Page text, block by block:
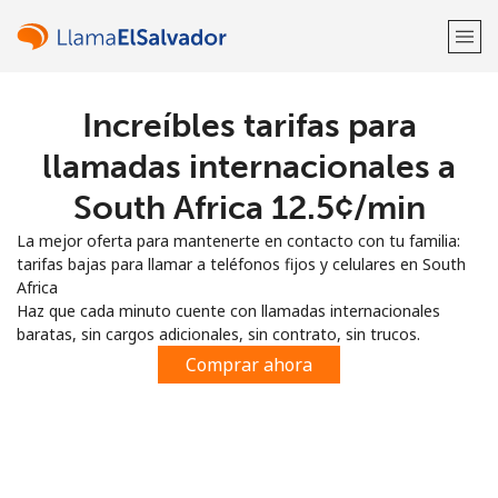
¡Bienvenido!
Regístrate con
o
Increíbles tarifas para
llamadas internacionales a
South Africa ⁦12.5¢⁩/min
La mejor oferta para mantenerte en contacto con tu familia:
tarifas bajas para llamar a teléfonos fijos y celulares en South
Africa
Haz que cada minuto cuente con llamadas internacionales
baratas, sin cargos adicionales, sin contrato, sin trucos.
Comprar ahora